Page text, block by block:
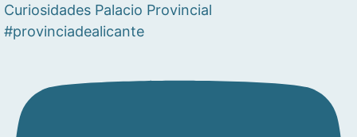
Curiosidades Palacio Provincial
#provinciadealicante